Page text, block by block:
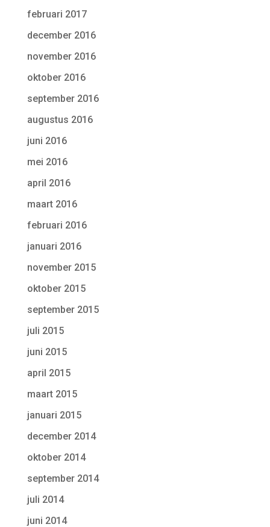
februari 2017
december 2016
november 2016
oktober 2016
september 2016
augustus 2016
juni 2016
mei 2016
april 2016
maart 2016
februari 2016
januari 2016
november 2015
oktober 2015
september 2015
juli 2015
juni 2015
april 2015
maart 2015
januari 2015
december 2014
oktober 2014
september 2014
juli 2014
juni 2014